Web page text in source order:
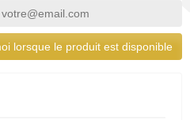
lorsque le produit est disponible